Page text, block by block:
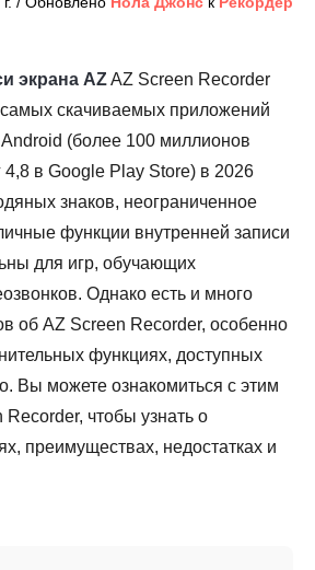
экрана AZAZ Screen Recorder
самых скачиваемых приложений
(более 100 миллионов
4,8 в Google Play Store) в 2026
знаков, неограниченное
функции внутренней записи
для игр, обучающих
Однако есть и много
об AZ Screen Recorder, особенно
функциях, доступных
Вы можете ознакомиться с этим
чтобы узнать о
преимуществах, недостатках и